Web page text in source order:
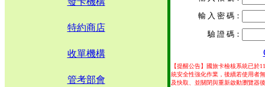
特約商店
收單機構
管考部會
輸 入 密 碼：
驗 證 碼：
【提醒公告】國旅卡檢核系統已於
統安全性強化作業，後續若使用者
及快取、並關閉與重新啟動瀏覽器